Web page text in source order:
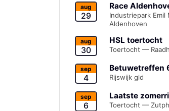
aug
29
Race
Industriepark Emil
Aldenhoven
aug
30
HSL toertocht
Toertocht —
sep
4
Betuwetreffen
Rijswijk gld
sep
6
Laatste
Toertocht —